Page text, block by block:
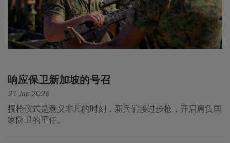
响应保卫新加坡的号召
21 Jan 2026
授枪仪式是意义非凡的时刻，新兵们接过步枪，开启肩负国
家防卫的重任。